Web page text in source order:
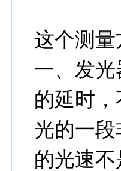
这个测
一、发
的延时
光的一
的光速